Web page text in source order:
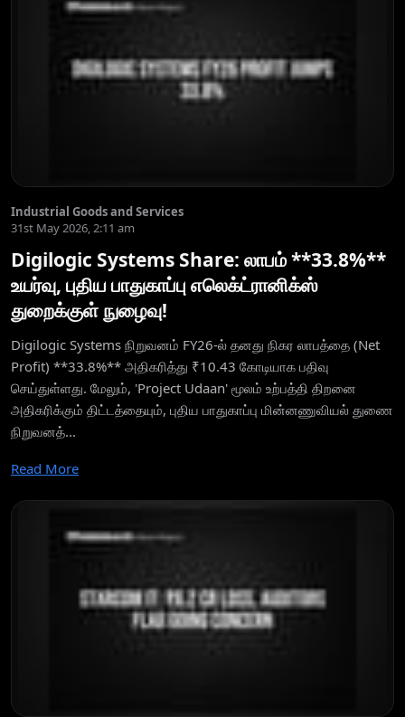
Industrial Goods and Services
31st May 2026, 2:11 am
Digilogic Systems Share: லாபம் **33.8%**
உயர்வு, புதிய பாதுகாப்பு எலெக்ட்ரானிக்ஸ்
துறைக்குள் நுழைவு!
Digilogic Systems நிறுவனம் FY26-ல் தனது நிகர லாபத்தை (Net
Profit) **33.8%** அதிகரித்து ₹10.43 கோடியாக பதிவு
செய்துள்ளது. மேலும், 'Project Udaan' மூலம் உற்பத்தி திறனை
அதிகரிக்கும் திட்டத்தையும், புதிய பாதுகாப்பு மின்னணுவியல் துணை
நிறுவனத்...
Read More